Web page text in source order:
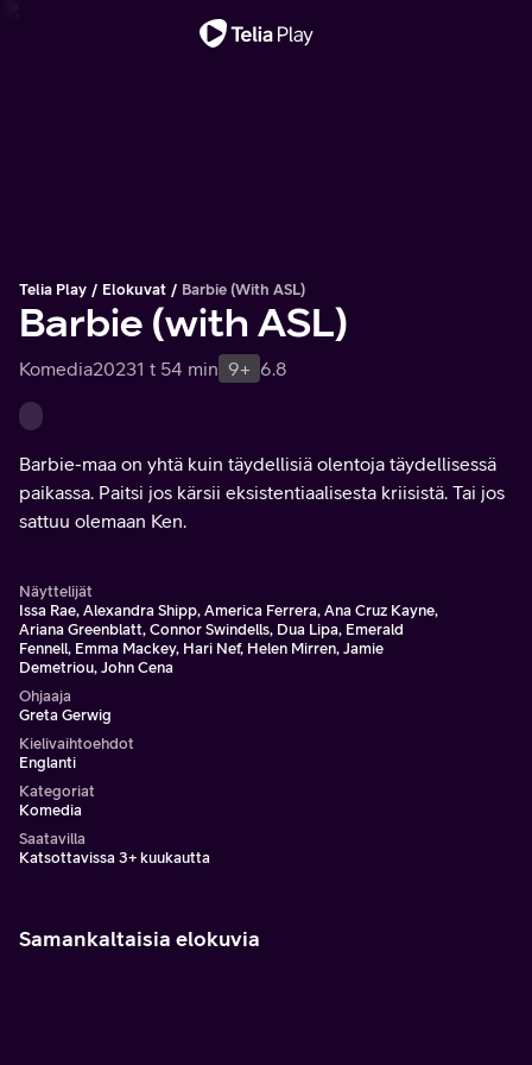
Telia Play Elokuvat Barbie (with ASL)
Barbie (with ASL)
Komedia20231 t 54 min 9+ 6.8
Barbie-maa on yhtä kuin täydellisiä olentoja täydellisessä
paikassa. Paitsi jos kärsii eksistentiaalisesta kriisistä. Tai jos
sattuu olemaan Ken.
Näyttelijät
Issa Rae, Alexandra Shipp, America Ferrera, Ana Cruz Kayne,
Ariana Greenblatt, Connor Swindells, Dua Lipa, Emerald
Fennell, Emma Mackey, Hari Nef, Helen Mirren, Jamie
Demetriou, John Cena
Ohjaaja
Greta Gerwig
Kielivaihtoehdot
Englanti
Kategoriat
Komedia
Saatavilla
Katsottavissa 3+ kuukautta
Samankaltaisia elokuvia